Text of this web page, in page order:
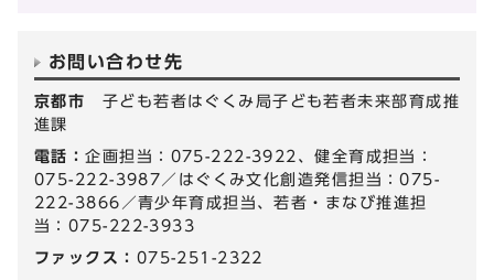
お問い合わせ先
京都市 子ども若者はぐくみ局子ども若者未来部育成推
進課
電話：企画担当：075-222-3922、健全育成担当：
075-222-3987／はぐくみ文化創造発信担当：075-
222-3866／青少年育成担当、若者・まなび推進担
当：075-222-3933
ファックス： 075-251-2322